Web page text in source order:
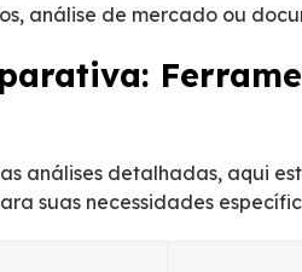
análise de mercado ou
análises detalhadas, aqui
suas necessidades